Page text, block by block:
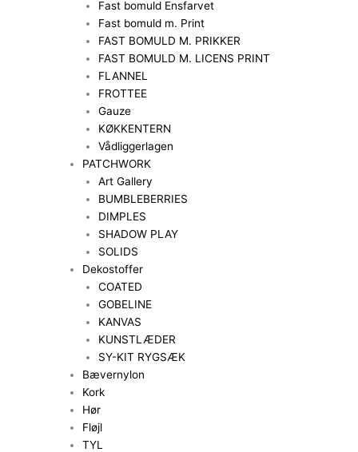
Fast bomuld Ensfarvet
Fast bomuld m. Print
FAST BOMULD M. PRIKKER
FAST BOMULD M. LICENS PRINT
FLANNEL
FROTTEE
Gauze
KØKKENTERN
Vådliggerlagen
PATCHWORK
Art Gallery
BUMBLEBERRIES
DIMPLES
SHADOW PLAY
SOLIDS
Dekostoffer
COATED
GOBELINE
KANVAS
KUNSTLÆDER
SY-KIT RYGSÆK
Bævernylon
Kork
Hør
Fløjl
TYL